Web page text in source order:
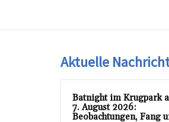
Aktuelle
Batnight im Krugpark
7. August 2026:
Beobachtungen, Fang